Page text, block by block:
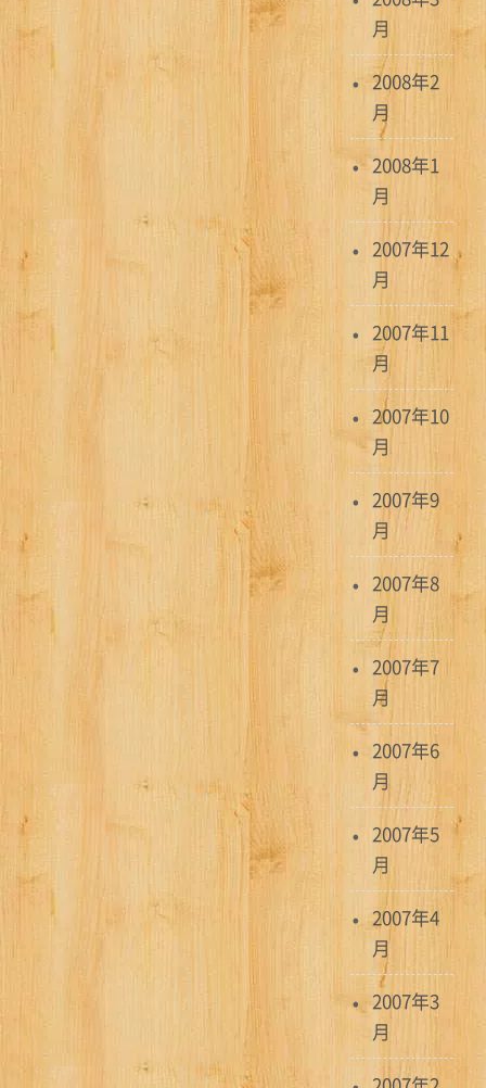
月
2008年2
月
2008年1
月
2007年12
月
2007年11
月
2007年10
月
2007年9
月
2007年8
月
2007年7
月
2007年6
月
2007年5
月
2007年4
月
2007年3
月